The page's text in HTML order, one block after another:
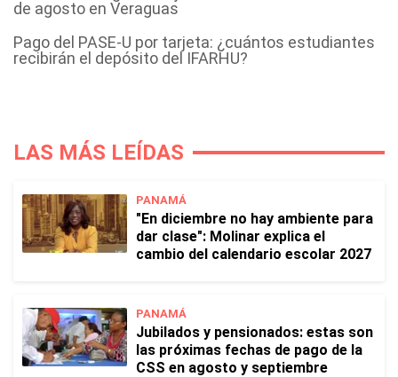
de agosto en Veraguas
Pago del PASE-U por tarjeta: ¿cuántos estudiantes
recibirán el depósito del IFARHU?
LAS MÁS LEÍDAS
PANAMÁ
"En diciembre no hay ambiente para
dar clase": Molinar explica el
cambio del calendario escolar 2027
PANAMÁ
Jubilados y pensionados: estas son
las próximas fechas de pago de la
CSS en agosto y septiembre